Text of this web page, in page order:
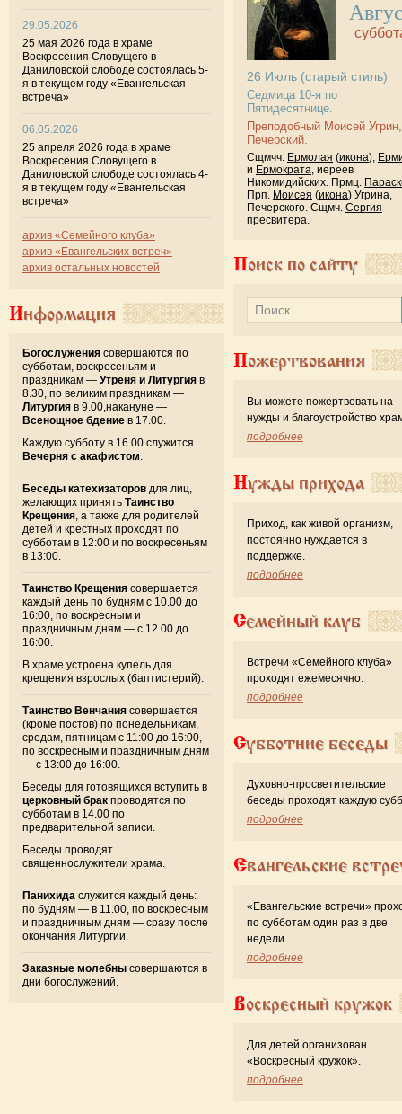
29.05.2026
25 мая 2026 года в храме
Воскресения Словущего в
Даниловской слободе состоялась 5-
я в текущем году «Евангельская
встреча»
06.05.2026
25 апреля 2026 года в храме
Воскресения Словущего в
Даниловской слободе состоялась 4-
я в текущем году «Евангельская
встреча»
архив «Семейного клуба»
архив «Евангельских встреч»
архив остальных новостей
Информация
Богослужения совершаются по
субботам, воскресеньям и
праздникам — Утреня и Литургия в
8.30, по великим праздникам —
Литургия в 9.00,накануне —
Всенощное бдение в 17.00.
Каждую субботу в 16.00 служится
Вечерня с акафистом
Беседы катехизаторов для лиц,
желающих принять Таинство
Крещения , а также для родителей
детей и крестных проходят по
субботам в 12:00 и по воскресеньям
в 13:00.
Таинство Крещения совершается
каждый день по будням с 10.00 до
16:00, по воскресным и
праздничным дням — с 12.00 до
16:00.
В храме устроена купель для
крещения взрослых (баптистерий).
Таинство Венчания совершается
(кроме постов) по понедельникам,
средам, пятницам с 11:00 до 16:00,
по воскресным и праздничным дням
— с 13:00 до 16:00.
Беседы для готовящихся вступить в
церковный брак проводятся по
субботам в 14.00 по
предварительной записи.
Беседы проводят
священнослужители храма.
Панихида служится каждый день:
по будням — в 11.00, по воскресным
и праздничным дням — сразу после
окончания Литургии.
Заказные молебны совершаются в
дни богослужений.
26 Июль (старый стиль)
Седмица 10-я по
Пятидесятнице.
Преподобный Моисей Угрин,
Печерский.
Сщмчч. Ермолая (икона),
и Ермократа, иереев
Никомидийских. Прмц.
Прп. Моисея (икона) Угрина,
Печерского. Сщмч. Сергия
пресвитера.
Поиск по сайту
Пожертвования
Вы можете пожертвовать на
нужды и благоустройство
подробнее
Нужды прихода
Приход, как живой организм,
постоянно нуждается в
поддержке.
подробнее
Семейный клуб
Встречи «Семейного клуба»
проходят ежемесячно.
подробнее
Субботние беседы
Духовно-просветительские
беседы проходят каждую
подробнее
Евангельские
«Евангельские встречи»
по субботам один раз в две
недели.
подробнее
Воскресный кружок
Для детей организован
«Воскресный кружок».
подробнее